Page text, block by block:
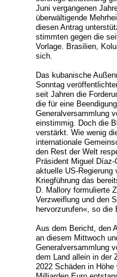
Juni vergangenen
überwältigende
diesen Antrag
stimmten gegen die
Vorlage. Brasilien,
sich.
Das kubanische
Sonntag
seit Jahren die
die für eine
Generalversammlung
einstimmig. Doch die
verstärkt. Wie wenig
internationale
den Rest der Welt
Präsident Miguel
aktuelle US-
Kriegführung das
D. Mallory formulierte
Verzweiflung und den
hervorzurufen«, so die
Aus dem Bericht, den
an diesem Mittwoch
Generalversammlung
dem Land allein in der
2022 Schäden in